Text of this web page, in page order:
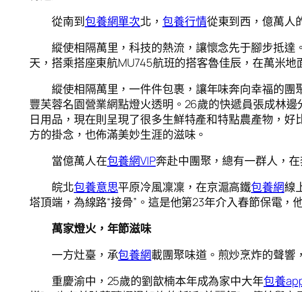
從南到包養網單次北， 包養行情從東到西，億萬人
縱使相隔萬里，科技的熱流，讓懷念先于腳步抵
天，搭乘搭座東航MU745航班的搭客魯佳辰，在萬米地
縱使相隔萬里，一件件包裹，讓年味奔向幸福的
豐芙蓉名園營業網點燈火透明。26歲的快遞員張成林
日用品，現在則呈現了很多生鮮特產和特點農產物，
方的掛念，也佈滿美妙生涯的滋味。
當億萬人在包養網VIP奔赴中團聚，總有一群人，
皖北包養意思平原冷風凜凜，在京滬高鐵包養網線
塔頂端，為線路“接骨”。這是他第23年介入春節保電，
萬家燈火，年節滋味
一方灶臺，承包養網載團聚味道。煎炒烹炸的聲響
重慶渝中，25歲的劉歆楠本年成為家中大年包養